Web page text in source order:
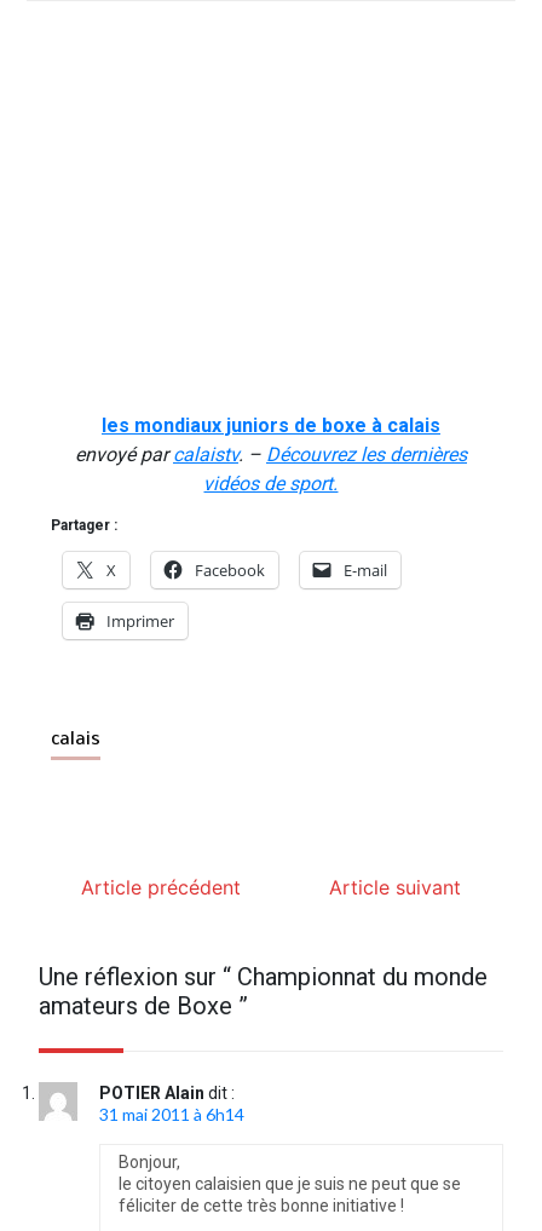
les mondiaux juniors de boxe à calais
envoyé parcalaistv. – Découvrez les dernières
vidéos de sport.
Partager :
X Facebook E-mail
Imprimer
calais
Article précédent Article suivant
Une réflexion sur “ Championnat du monde
amateurs de Boxe ”
POTIER Alain dit :
31 mai 2011 à 6h14
Bonjour,
le citoyen calaisien que je suis ne peut que se
féliciter de cette très bonne initiative !